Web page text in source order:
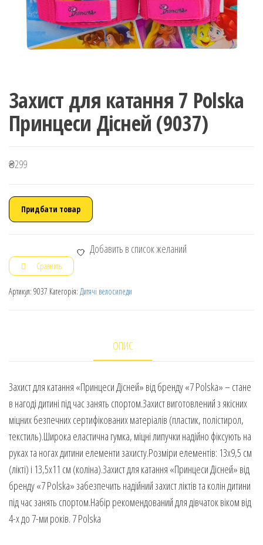
Захист для катання 7 Polska
Принцеси Дісней (9037)
₴299
Придбати товар
Добавить в список желаний
Сравнить
Артикул: 9037 Категорія: Дитячі велосипеди
ОПИС
Захист для катання «Принцеси Дісней» від бренду «7 Polska» – стане
в нагоді дитині під час занять спортом.Захист виготовлений з якісних
міцних безпечних сертифікованих матеріалів (пластик, полістирол,
текстиль).Широка еластична гумка, міцні липучки надійно фіксують на
руках та ногах дитини елементи захисту.Розміри елементів: 13х9,5 см
(лікті) і 13,5х11 см (коліна).Захист для катання «Принцеси Дісней» від
бренду «7 Polska» забезпечить надійний захист ліктів та колін дитини
під час занять спортом.Набір рекомендований для дівчаток віком від
4-х до 7-ми років. 7 Polska